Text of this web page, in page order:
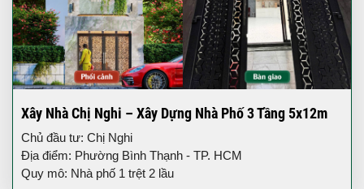
Xây Nhà Chị Nghi – Xây Dựng Nhà Phố 3 Tầng 5x12m
Chủ đầu tư: Chị Nghi
Địa điểm: Phường Bình Thạnh - TP. HCM
Quy mô: Nhà phố 1 trệt 2 lầu